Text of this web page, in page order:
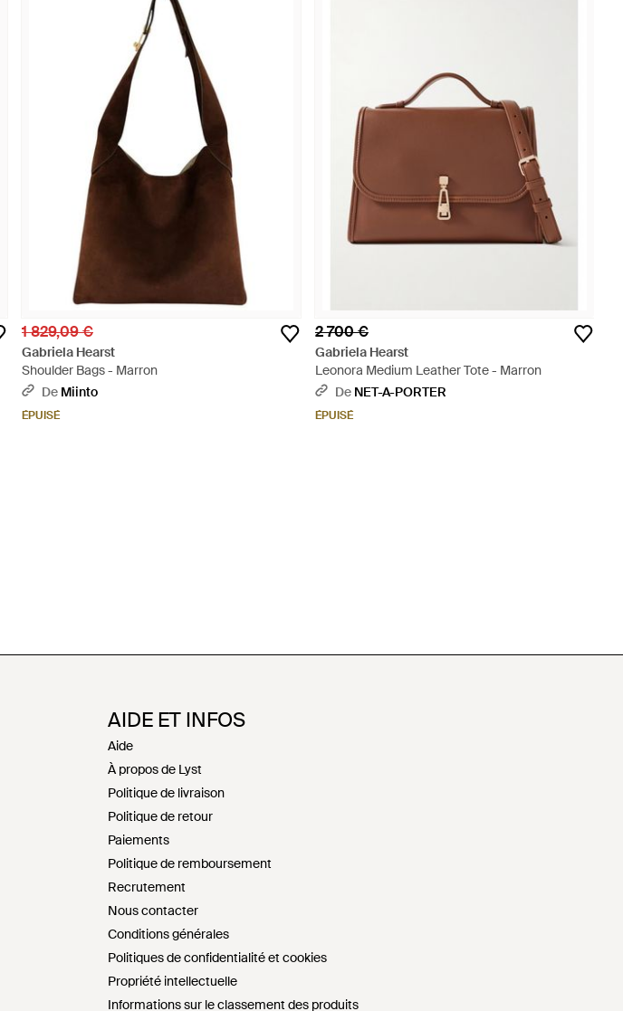
1 829,09 €
Gabriela Hearst
Shoulder Bags - Marron
De Miinto
ÉPUISÉ
2 700 €
Gabriela Hearst
Leonora Medium Leather Tote - Marron
De NET-A-PORTER
ÉPUISÉ
AIDE ET INFOS
Aide
À propos de Lyst
Politique de livraison
Politique de retour
Paiements
Politique de remboursement
Recrutement
Nous contacter
Conditions générales
Politiques de confidentialité et cookies
Propriété intellectuelle
Informations sur le classement des produits